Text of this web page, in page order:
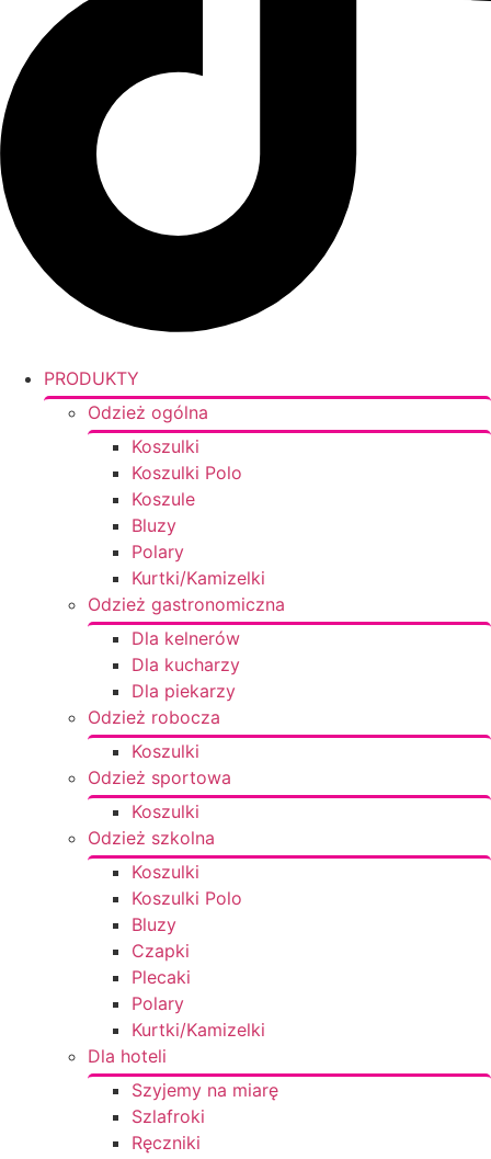
PRODUKTY
Odzież ogólna
Koszulki
Koszulki Polo
Koszule
Bluzy
Polary
Kurtki/Kamizelki
Odzież gastronomiczna
Dla kelnerów
Dla kucharzy
Dla piekarzy
Odzież robocza
Koszulki
Odzież sportowa
Koszulki
Odzież szkolna
Koszulki
Koszulki Polo
Bluzy
Czapki
Plecaki
Polary
Kurtki/Kamizelki
Dla hoteli
Szyjemy na miarę
Szlafroki
Ręczniki